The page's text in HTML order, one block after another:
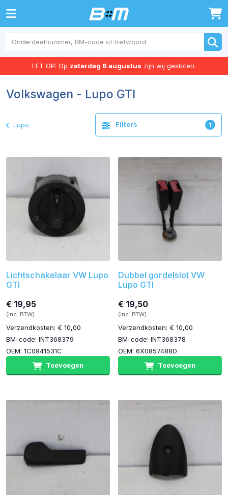
0
LET OP: Op zaterdag 8 augustus zijn wij gesloten.
Volkswagen - Lupo GTI
Lupo Filters 1
Lichtschakelaar VW Lupo
GTI
€ 19,95
(inc. BTW)
Verzendkosten: € 10,00
BM-code: INT368379
OEM: 1C0941531C
Toevoegen
Dubbel gordelslot VW
Lupo GTI
€ 19,50
(inc. BTW)
Verzendkosten: € 10,00
BM-code: INT368378
OEM: 6X0857488D
Toevoegen